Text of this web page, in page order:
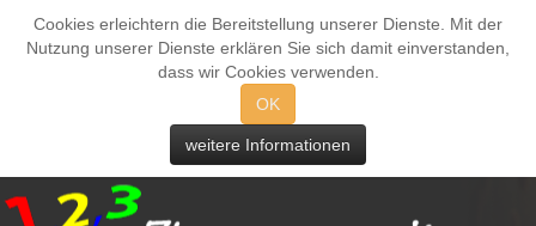
Cookies erleichtern die Bereitstellung unserer Dienste. Mit der
Nutzung unserer Dienste erklären Sie sich damit einverstanden,
dass wir Cookies verwenden.
OK
weitere Informationen